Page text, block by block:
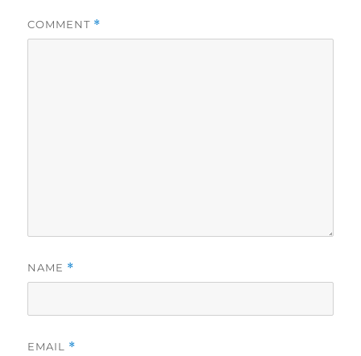
COMMENT *
NAME *
EMAIL *